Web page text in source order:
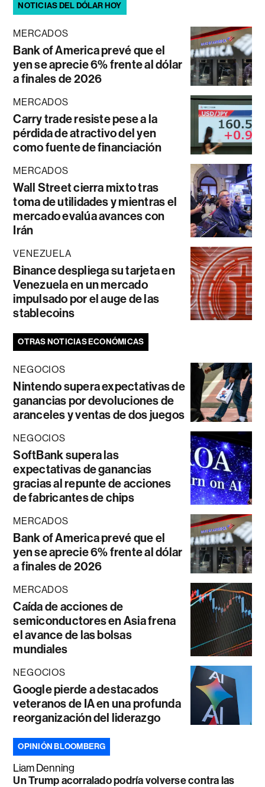
NOTICIAS DEL DÓLAR HOY
MERCADOS
Bank of America prevé que el
yen se aprecie 6% frente al dólar
a finales de 2026
MERCADOS
Carry trade resiste pese a la
pérdida de atractivo del yen
como fuente de financiación
MERCADOS
Wall Street cierra mixto tras
toma de utilidades y mientras el
mercado evalúa avances con
Irán
VENEZUELA
Binance despliega su tarjeta en
Venezuela en un mercado
impulsado por el auge de las
stablecoins
OTRAS NOTICIAS ECONÓMICAS
NEGOCIOS
Nintendo supera expectativas de
ganancias por devoluciones de
aranceles y ventas de dos juegos
NEGOCIOS
SoftBank supera las
expectativas de ganancias
gracias al repunte de acciones
de fabricantes de chips
MERCADOS
Bank of America prevé que el
yen se aprecie 6% frente al dólar
a finales de 2026
MERCADOS
Caída de acciones de
semiconductores en Asia frena
el avance de las bolsas
mundiales
NEGOCIOS
Google pierde a destacados
veteranos de IA en una profunda
reorganización del liderazgo
OPINIÓN BLOOMBERG
Liam Denning
Un Trump acorralado podría volverse contra las